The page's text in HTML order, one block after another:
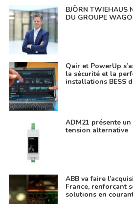
BJÖRN TWIEHAUS
DU GROUPE WAGO
Qair et PowerUp
la sécurité et la
installations BESS
ADM21 présente
tension alternative
ABB va faire
France, renforçant
solutions en